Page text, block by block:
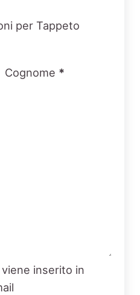
per Tappeto
Cognome *
inserito in